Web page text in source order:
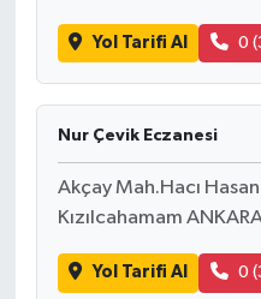
Yol Tarifi Al 0
Nur Çevik Eczanesi
Akçay Mah.Hacı
Kızılcahamam
Yol Tarifi Al 0